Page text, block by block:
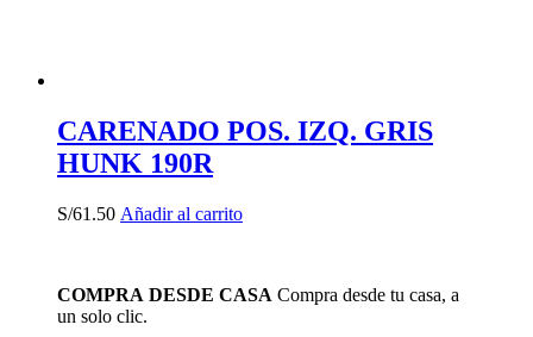
CARENADO POS. IZQ. GRIS
HUNK 190R
S/61.50 Añadir al carrito
COMPRA DESDE CASA Compra desde tu casa, a
un solo clic.